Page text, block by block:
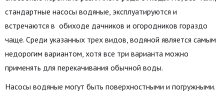
стандартные насосы водяные, эксплуатируются и
встречаются в обиходе дачников и огородников гораздо
чаще. Среди указанных трех видов, водяной является самым
недорогим вариантом, хотя все три варианта можно
применять для перекачивания обычной воды.
Насосы водяные могут быть поверхностными и погружными.